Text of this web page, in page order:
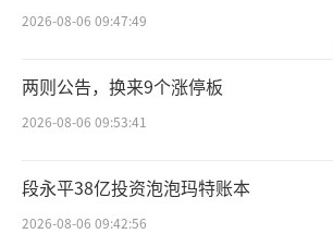
2026-08-06 09:47:49
两则公告，换来9个涨停板
2026-08-06 09:53:41
段永平38亿投资泡泡玛特账本
2026-08-06 09:42:56